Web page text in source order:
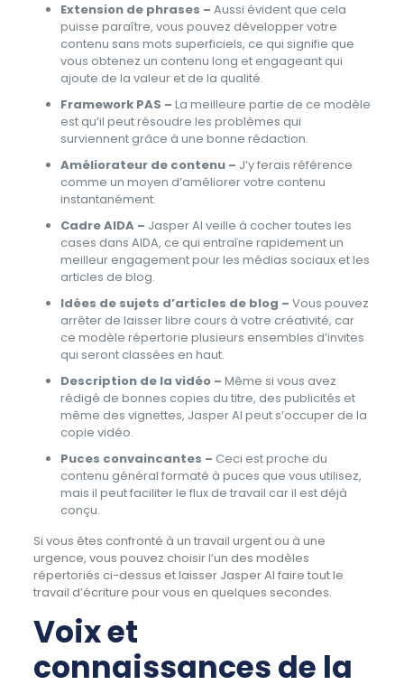
Extension de phrases – Aussi évident que cela
puisse paraître, vous pouvez développer votre
contenu sans mots superficiels, ce qui signifie que
vous obtenez un contenu long et engageant qui
ajoute de la valeur et de la qualité.
Framework PAS – La meilleure partie de ce modèle
est qu’il peut résoudre les problèmes qui
surviennent grâce à une bonne rédaction.
Améliorateur de contenu – J’y ferais référence
comme un moyen d’améliorer votre contenu
instantanément.
Cadre AIDA – Jasper AI veille à cocher toutes les
cases dans AIDA, ce qui entraîne rapidement un
meilleur engagement pour les médias sociaux et les
articles de blog.
Idées de sujets d’articles de blog – Vous pouvez
arrêter de laisser libre cours à votre créativité, car
ce modèle répertorie plusieurs ensembles d’invites
qui seront classées en haut.
Description de la vidéo – Même si vous avez
rédigé de bonnes copies du titre, des publicités et
même des vignettes, Jasper AI peut s’occuper de la
copie vidéo.
Puces convaincantes – Ceci est proche du
contenu général formaté à puces que vous utilisez,
mais il peut faciliter le flux de travail car il est déjà
conçu.
Si vous êtes confronté à un travail urgent ou à une
urgence, vous pouvez choisir l’un des modèles
répertoriés ci-dessus et laisser Jasper AI faire tout le
travail d’écriture pour vous en quelques secondes.
Voix et
connaissances de la